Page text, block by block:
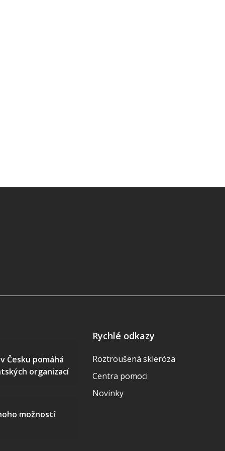
Česku pomáhá
organizací
možností
Rychlé odkazy
Roztroušená skleróza
Centra pomoci
Novinky